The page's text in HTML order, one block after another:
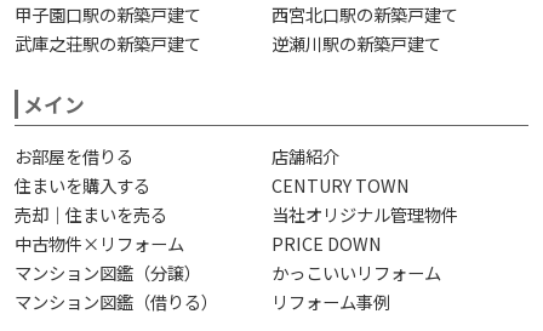
甲子園口駅の新築戸建て
西宮北口駅の新築戸建て
武庫之荘駅の新築戸建て
逆瀬川駅の新築戸建て
メイン
お部屋を借りる
店舗紹介
住まいを購入する
CENTURY TOWN
売却｜住まいを売る
当社オリジナル管理物件
中古物件×リフォーム
PRICE DOWN
マンション図鑑（分譲）
かっこいいリフォーム
マンション図鑑（借りる）
リフォーム事例